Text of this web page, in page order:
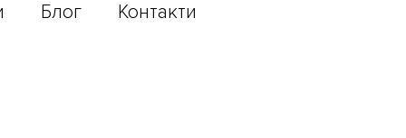
Блог Контакти